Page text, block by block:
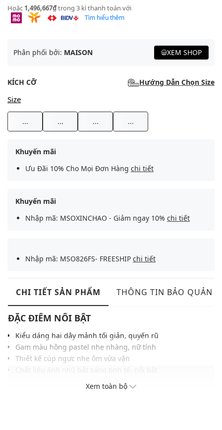
Hoặc 1,496,667₫trong 3 kì thanh toán với
Tìm hiểu thêm
Phân phối bởi: MAISON XEM SHOP
KÍCH CỠ Hướng Dẫn Chọn Size
Size
... ... ... ...
Khuyến mãi
Ưu Đãi 10% Cho Mọi Đơn Hàng chi tiết
Khuyến mãi
Nhập mã: MSOXINCHAO - Giảm ngay 10% chi tiết
Nhập mã: MSO826FS- FREESHIP chi tiết
CHI TIẾT SẢN PHẨM THÔNG TIN BẢO QUẢN
ĐẶC ĐIỂM NỔI BẬT
Kiểu dáng hai dây mảnh tối giản, quyến rũ
Gam màu hồng pastel nhẹ nhàng, nữ tính
Thiết kế cúp ngực nhẹ ôm vừa vặn
Màu sắc hiện đại, dễ dàng phối với nhiều phụ kiện
Xem toàn bộ